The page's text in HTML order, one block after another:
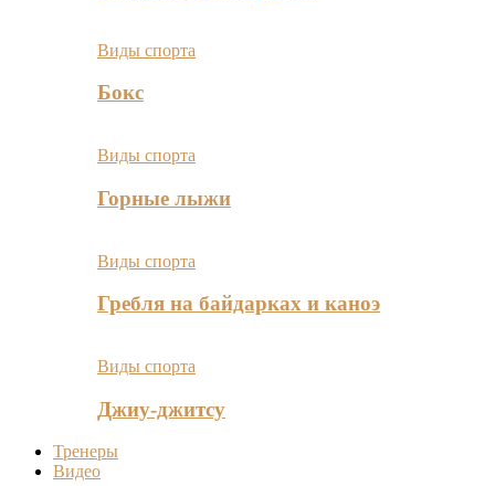
Виды спорта
Бокс
Виды спорта
Горные лыжи
Виды спорта
Гребля на байдарках и каноэ
Виды спорта
Джиу-джитсу
Тренеры
Видео